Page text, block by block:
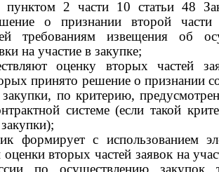
пунктом 2 части 10 статьи 48
о признании второй части
требованиям извещения об
на участие в закупке;
оценку вторых частей
принято решение о признании
по критерию,
системе (если такой
формирует с использованием
вторых частей заявок на
по осуществлению закупок